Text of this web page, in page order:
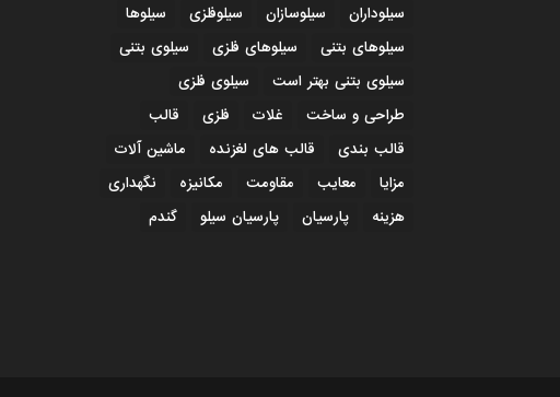
سیلوداران
سیلوسازان سیلوفلزی
سیلوها
سیلوهای بتنی
سیلوهای فلزی
سیلوی بتنی
سیلوی بتنی بهتر است
سیلوی فلزی
طراحی و ساخت
غلات فلزی
قالب
قالب بندی
قالب های لغزنده
ماشین آلات
مزایا
معایب مقاومت مکانیزه
نگهداری
هزینه
پارسیان پارسیان سیلو گندم